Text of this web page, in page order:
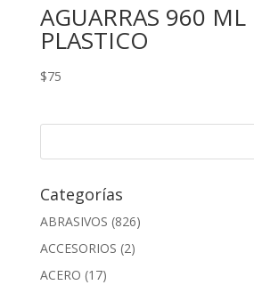
AGUARRAS 960 ML
PLASTICO
$75
Categorías
ABRASIVOS (826)
ACCESORIOS (2)
ACERO (17)